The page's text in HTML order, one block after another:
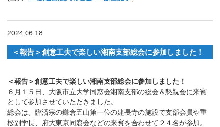
2024.06.18
＜報告＞創意工夫で楽しい湘南支部総会に参加しました！
＜報告＞創意工夫で楽しい湘南支部総会に参加しました！
６月１５日、大阪市立大学同窓会湘南支部の総会＆懇親会に来賓
として参加させていただきました。
総会は、臨済宗の鎌倉五山第一位の建長寺の施設で支部会員や重
松副学長、府大東京同窓会などの来賓を合わせて２４名が参加。